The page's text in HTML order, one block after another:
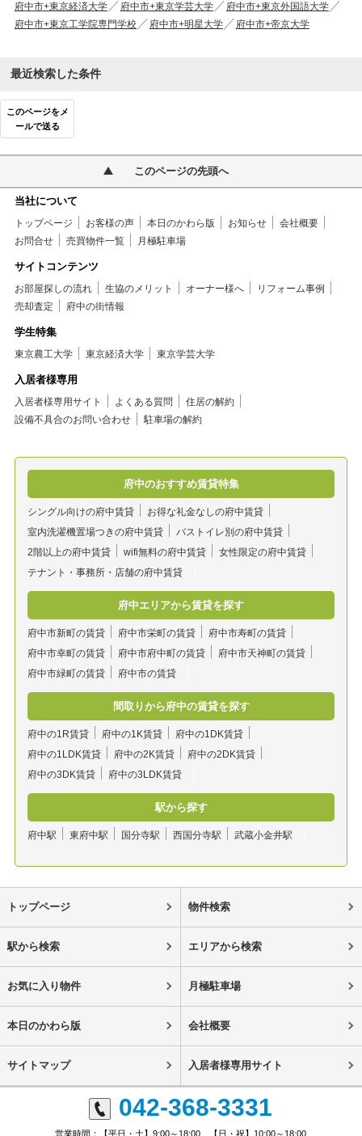
府中市+東京経済大学
府中市+東京学芸大学
府中市+東京外国語大学
府中市+東京工学院専門学校
府中市+明星大学 府中市+帝京大学
最近検索した条件
このページをメ
ールで送る
このページの先頭へ
当社について
トップページ お客様の声 本日のかわら版 お知らせ
会社概要
お問合せ
売買物件一覧 月極駐車場
サイトコンテンツ
お部屋探しの流れ 生協のメリット オーナー様へ
リフォーム事例
売却査定
府中の街情報
学生特集
東京農工大学 東京経済大学 東京学芸大学
入居者様専用
入居者様専用サイト よくある質問
住居の解約
設備不具合のお問い合わせ
駐車場の解約
府中のおすすめ賃貸特集
シングル向けの府中賃貸
お得な礼金なしの府中賃貸
室内洗濯機置場つきの府中賃貸
バストイレ別の府中賃貸
2階以上の府中賃貸
wifi無料の府中賃貸
女性限定の府中賃貸
テナント・事務所・店舗の府中賃貸
府中エリアから賃貸を探す
府中市新町の賃貸 府中市栄町の賃貸
府中市寿町の賃貸
府中市幸町の賃貸
府中市府中町の賃貸
府中市天神町の賃貸
府中市緑町の賃貸
府中市の賃貸
間取りから府中の賃貸を探す
府中の1R賃貸 府中の1K賃貸
府中の1DK賃貸
府中の1LDK賃貸
府中の2K賃貸
府中の2DK賃貸
府中の3DK賃貸
府中の3LDK賃貸
駅から探す
府中駅 東府中駅 国分寺駅 西国分寺駅 武蔵小金井駅
トップページ 物件検索
駅から検索 エリアから検索
お気に入り物件 月極駐車場
本日のかわら版 会社概要
サイトマップ 入居者様専用サイト
042-368-3331
営業時間：【平日・土】9:00～18:00 【日・祝】10:00～18:00